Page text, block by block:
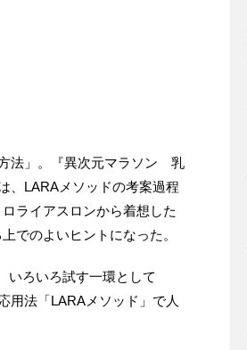
法」。『異次元マラソン 乳
、LARAメソッドの考案過程
ライアスロンから着想した
でのよいヒントになった。
いろいろ試す一環として
法「LARAメソッド」で人